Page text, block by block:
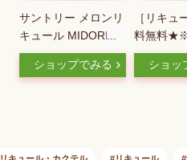
サントリー メロンリ
キュール MIDORI(ミ
ドリ) 20度 [瓶]
200ml 送料無料(本州
ショップでみる
［リキ
料無料
んま メ
酒ショッ